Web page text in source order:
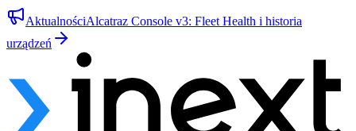
AktualnościAlcatraz Console v3: Fleet Health i historia
urządzeń